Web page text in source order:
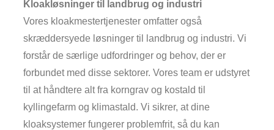
Kloakløsninger til landbrug og industri
Vores kloakmestertjenester omfatter også
skræddersyede løsninger til landbrug og industri. Vi
forstår de særlige udfordringer og behov, der er
forbundet med disse sektorer. Vores team er udstyret
til at håndtere alt fra korngrav og kostald til
kyllingefarm og klimastald. Vi sikrer, at dine
kloaksystemer fungerer problemfrit, så du kan